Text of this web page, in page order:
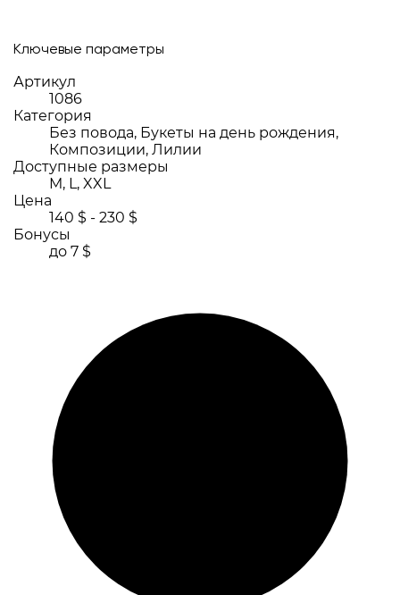
Ключевые параметры
Артикул
1086
Категория
Без повода, Букеты на день рождения,
Композиции, Лилии
Доступные размеры
M, L, XXL
Цена
140 $ - 230 $
Бонусы
до 7 $